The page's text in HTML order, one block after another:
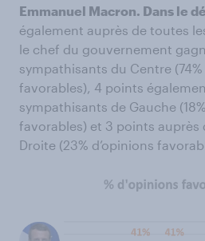
Emmanuel Macron. Dans le
également auprès de toutes
le chef du gouvernement
sympathisants du Centre (74%
favorables), 4 points
sympathisants de Gauche
favorables) et 3 points auprès
Droite (23% d’opinions